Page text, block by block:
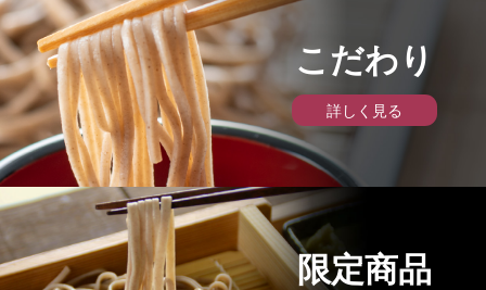
十割そば本舗
プライバシーポリシー
特定商取引法に基づく表記
会社概要
お問い合わせ
こだわり
詳しく見る
限定商品